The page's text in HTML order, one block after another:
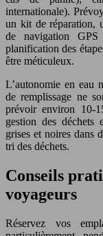
internationale).
un kit de réparation,
de navigation
planification des
être méticuleux.
L’autonomie en eau
de remplissage ne
prévoir environ 10-
gestion des déchets
grises et noires dans
tri des déchets.
Conseils
voyageurs
Réservez vos